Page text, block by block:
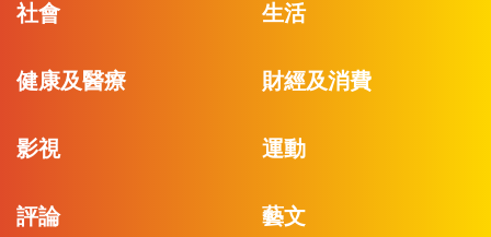
社會 生活
健康及醫療 財經及消費
影視 運動
評論 藝文